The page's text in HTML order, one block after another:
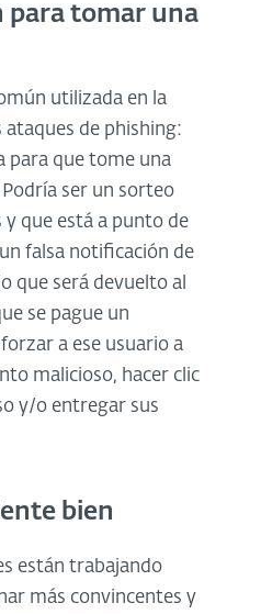
para tomar una
utilizada en la
ataques de phishing:
para que tome una
ser un sorteo
que está a punto de
falsa notificación de
que será devuelto al
se pague un
a ese usuario a
malicioso, hacer clic
y/o entregar sus
bien
están trabajando
más convincentes y